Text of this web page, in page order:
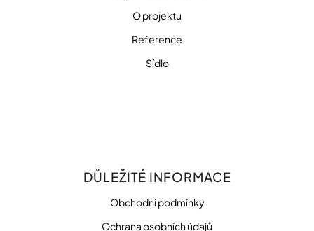
O projektu
Reference
Sídlo
DŮLEŽITÉ INFORMACE
Obchodní podmínky
Ochrana osobních údajů